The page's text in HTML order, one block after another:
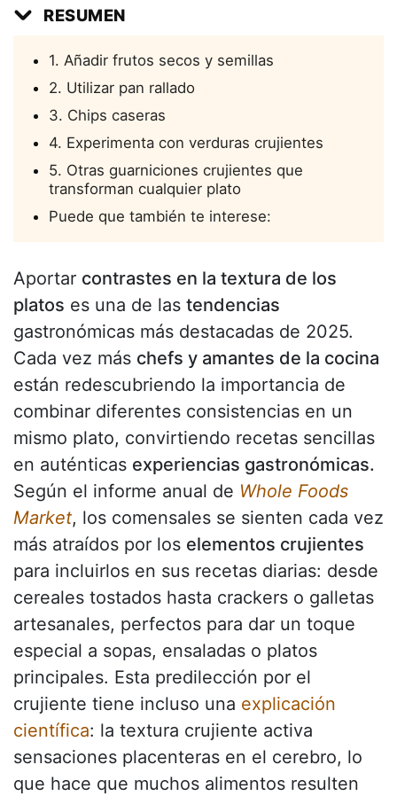
RESUMEN
1. Añadir frutos secos y semillas
2. Utilizar pan rallado
3. Chips caseras
4. Experimenta con verduras crujientes
5. Otras guarniciones crujientes que
transforman cualquier plato
Puede que también te interese:
Aportar contrastes en la textura de los
platos es una de las tendencias
gastronómicas más destacadas de 2025.
Cada vez más chefs y amantes de la cocina
están redescubriendo la importancia de
combinar diferentes consistencias en un
mismo plato, convirtiendo recetas sencillas
en auténticas experiencias gastronómicas.
Según el informe anual de Whole Foods
Market, los comensales se sienten cada vez
más atraídos por los elementos crujientes
para incluirlos en sus recetas diarias: desde
cereales tostados hasta crackers o galletas
artesanales, perfectos para dar un toque
especial a sopas, ensaladas o platos
principales. Esta predilección por el
crujiente tiene incluso una explicación
científica: la textura crujiente activa
sensaciones placenteras en el cerebro, lo
que hace que muchos alimentos resulten